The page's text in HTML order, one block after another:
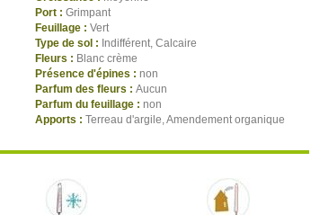
Port : Grimpant
Feuillage : Vert
Type de sol : Indifférent, Calcaire
Fleurs : Blanc crème
Présence d'épines : non
Parfum des fleurs : Aucun
Parfum du feuillage : non
Apports : Terreau d'argile, Amendement organique